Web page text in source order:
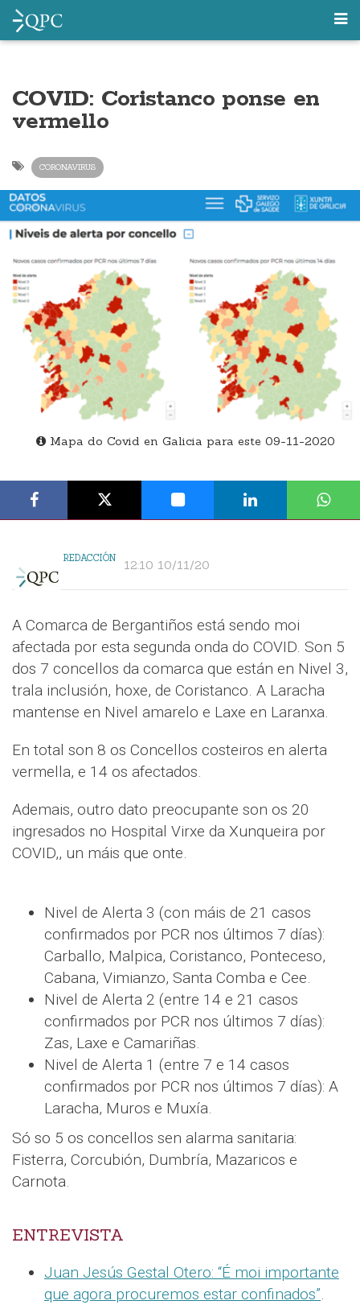
COVID: Coristanco ponse en
vermello
CORONAVIRUS
Mapa do Covid en Galicia para este 09-11-2020
REDACCIÓN 12:10 10/11/20
A Comarca de Bergantiños está sendo moi
afectada por esta segunda onda do COVID. Son 5
dos 7 concellos da comarca que están en Nivel 3,
trala inclusión, hoxe, de Coristanco. A Laracha
mantense en Nivel amarelo e Laxe en Laranxa.
En total son 8 os Concellos costeiros en alerta
vermella, e 14 os afectados.
Ademais, outro dato preocupante son os 20
ingresados no Hospital Virxe da Xunqueira por
COVID,, un máis que onte.
Nivel de Alerta 3 (con máis de 21 casos
confirmados por PCR nos últimos 7 días):
Carballo, Malpica, Coristanco, Ponteceso,
Cabana, Vimianzo, Santa Comba e Cee.
Nivel de Alerta 2 (entre 14 e 21 casos
confirmados por PCR nos últimos 7 días):
Zas, Laxe e Camariñas.
Nivel de Alerta 1 (entre 7 e 14 casos
confirmados por PCR nos últimos 7 días): A
Laracha, Muros e Muxía.
Só so 5 os concellos sen alarma sanitaria:
Fisterra, Corcubión, Dumbría, Mazaricos e
Carnota.
ENTREVISTA
Juan Jesús Gestal Otero: “É moi importante
que agora procuremos estar confinados”.